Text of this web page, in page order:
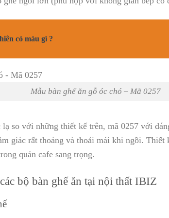
có màu gì ?
Mẫu bàn ghế ăn gỗ óc chó – Mã 0257
so với những thiết kế trên, mã 0257 với
giác rất thoáng và thoải mái khi ngồi.
quán cafe sang trọng.
bộ bàn ghế ăn tại nội thất IBIZ